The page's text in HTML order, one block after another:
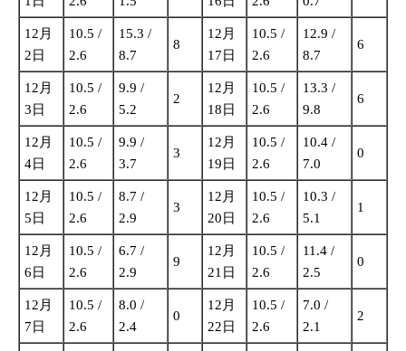
12月
2日
10.5 /
2.6
15.3 /
8.7
8
12月
17日
10.5 /
2.6
12.9 /
8.7
6
12月
3日
10.5 /
2.6
9.9 /
5.2
2
12月
18日
10.5 /
2.6
13.3 /
9.8
6
12月
4日
10.5 /
2.6
9.9 /
3.7
3
12月
19日
10.5 /
2.6
10.4 /
7.0
0
12月
5日
10.5 /
2.6
8.7 /
2.9
3
12月
20日
10.5 /
2.6
10.3 /
5.1
1
12月
6日
10.5 /
2.6
6.7 /
2.9
9
12月
21日
10.5 /
2.6
11.4 /
2.5
0
12月
7日
10.5 /
2.6
8.0 /
2.4
0
12月
22日
10.5 /
2.6
7.0 /
2.1
2